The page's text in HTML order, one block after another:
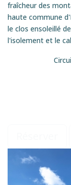
fraîcheur des
haute commune
le clos ensoleillé
l'isolement et le